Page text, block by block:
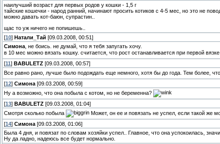
наилучший возраст для первых родов у кошки - 1,5 г
тайские кошечки - народ ранний, начинают просить котиков с 4-5 мес, но это не
можно давать кот-баюн, супрастин..
щас то уж ничего не попишешь..
[10] Натали_Тай [09.03.2008, 00:51]
Симона , не боись. не думай, что я тебя запугать хочу.
в 10 мес можно вязать кошку. считается, что рост останавливается при первой
[11] BABULETZ [09.03.2008, 00:57]
Все равно рано, лучше было подождать еще немного, хотя бы до года. Тем более,
[12] Симона [09.03.2008, 00:59]
Ну а возможно, что она побыла с котом, но не беременна?
[13] BABULETZ [09.03.2008, 01:04]
Смотря сколько побыла
Может, он ее и повязать не успел, если такой же
[14] Симона [09.03.2008, 01:06]
Была 4 дня, и повязат по словам хозяйки успел.. Главное, что она успокоилась,
Ну да ладно, надеюсь все будет нормально.